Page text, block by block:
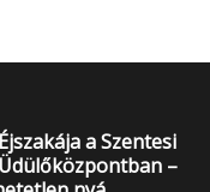
a Szentesi
–